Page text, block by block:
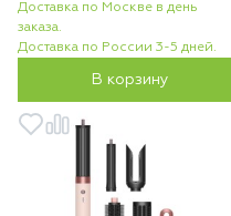
Доставка по Москве в день
заказа.
Доставка по России 3-5 дней.
В корзину